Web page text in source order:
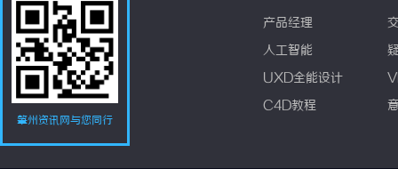
肇州资讯网与您同行
产品经理
人工智能
UXD全能设计
C4D教程